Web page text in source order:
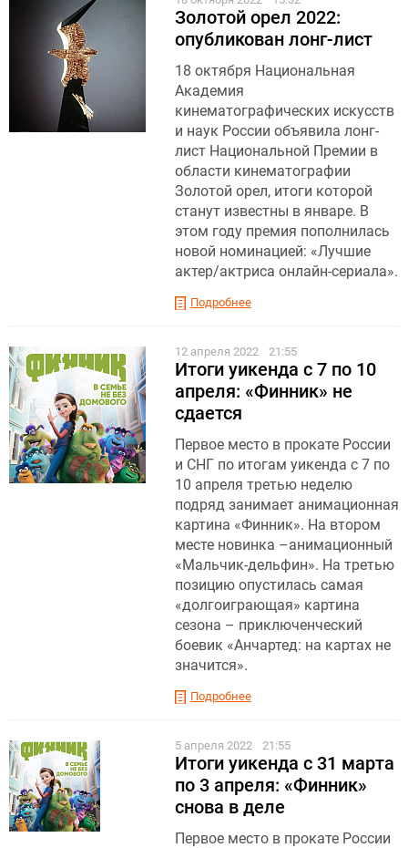
Золотой орел 2022:
опубликован лонг-лист
18 октября Национальная
Академия
кинематографических искусств
и наук России объявила лонг-
лист Национальной Премии в
области кинематографии
Золотой орел, итоги которой
станут известны в январе. В
этом году премия пополнилась
новой номинацией: «Лучшие
актер/актриса онлайн-сериала».
Подробнее
12 апреля 2022 21:55
Итоги уикенда с 7 по 10
апреля: «Финник» не
сдается
Первое место в прокате России
и СНГ по итогам уикенда с 7 по
10 апреля третью неделю
подряд занимает анимационная
картина «Финник». На втором
месте новинка –анимационный
«Мальчик-дельфин». На третью
позицию опустилась самая
«долгоиграющая» картина
сезона – приключенческий
боевик «Анчартед: на картах не
значится».
Подробнее
5 апреля 2022 21:55
Итоги уикенда с 31 марта
по 3 апреля: «Финник»
снова в деле
Первое место в прокате России